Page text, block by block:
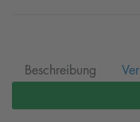
Beschreibung